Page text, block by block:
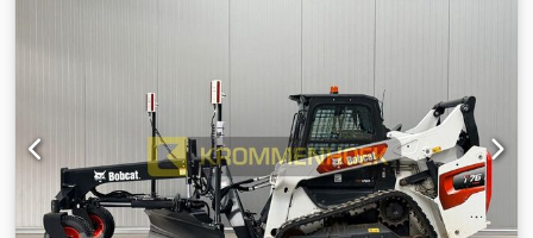
opciones y equipamiento = - 3er circuito hidráulico - Faros
de trabajo - Orugas de goma - Alto caudal - Acoplador
rápido hidráulico - Radio = Observaciones = Dkjdpfxjyc
Nxto Am Ssr Tren motriz Normativa / Nivel: Stage IV / Tier
IV final General País de fabricación: EE.UU. Estado Tipo CE:
CE Hidráulica auxiliar de alto caudal, 2 velocidades de